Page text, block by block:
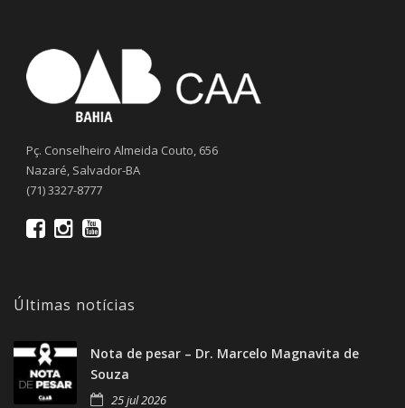
Pç. Conselheiro Almeida Couto, 656
Nazaré, Salvador-BA
(71) 3327-8777
Últimas notícias
Nota de pesar – Dr. Marcelo Magnavita de
Souza
25 jul 2026